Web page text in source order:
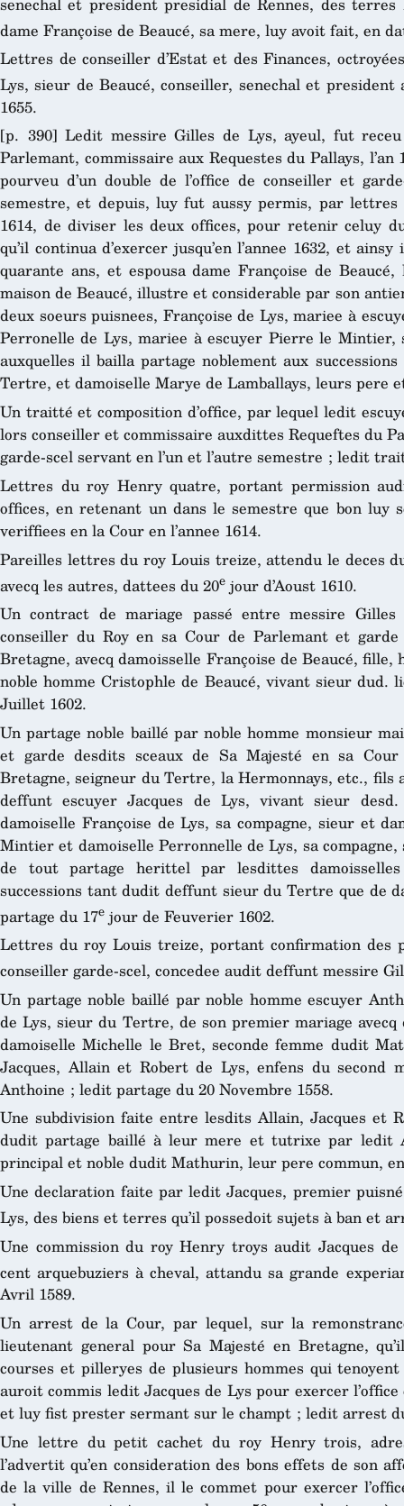
dame Françoise de Beaucé, sa mere, luy avoit fait, en
Lettres de conseiller d’Estat et des Finances,
Lys, sieur de Beaucé, conseiller, senechal et
1655.
[p. 390] Ledit messire Gilles de Lys, ayeul, fut
Parlemant, commissaire aux Requestes du Pallays,
pourveu d’un double de l’office de conseiller et
semestre, et depuis, luy fut aussy permis, par lettres
1614, de diviser les deux offices, pour retenir celuy
qu’il continua d’exercer jusqu’en l’annee 1632, et
quarante ans, et espousa dame Françoise de
maison de Beaucé, illustre et considerable par son
deux soeurs puisnees, Françoise de Lys, mariee à
Perronelle de Lys, mariee à escuyer Pierre le
auxquelles il bailla partage noblement aux
Tertre, et damoiselle Marye de Lamballays, leurs pere
Un traitté et composition d’office, par lequel ledit
lors conseiller et commissaire auxdittes Requeftes du
garde-scel servant en l’un et l’autre semestre ; ledit
Lettres du roy Henry quatre, portant permission
offices, en retenant un dans le semestre que bon luy
veriffiees en la Cour en l’annee 1614.
Pareilles lettres du roy Louis treize, attendu le deces
avecq les autres, dattees du 20e jour d’Aoust 1610.
Un contract de mariage passé entre messire
conseiller du Roy en sa Cour de Parlemant et
Bretagne, avecq damoisselle Françoise de Beaucé,
noble homme Cristophle de Beaucé, vivant sieur
Juillet 1602.
Un partage noble baillé par noble homme monsieur
et garde desdits sceaux de Sa Majesté en sa
Bretagne, seigneur du Tertre, la Hermonnays, etc.,
deffunt escuyer Jacques de Lys, vivant sieur
damoiselle Françoise de Lys, sa compagne, sieur et
Mintier et damoiselle Perronnelle de Lys, sa
de tout partage herittel par lesdittes
successions tant dudit deffunt sieur du Tertre que de
partage du 17e jour de Feuverier 1602.
Lettres du roy Louis treize, portant confirmation des
conseiller garde-scel, concedee audit deffunt messire
Un partage noble baillé par noble homme escuyer
de Lys, sieur du Tertre, de son premier mariage
damoiselle Michelle le Bret, seconde femme dudit
Jacques, Allain et Robert de Lys, enfens du second
Anthoine ; ledit partage du 20 Novembre 1558.
Une subdivision faite entre lesdits Allain, Jacques et
dudit partage baillé à leur mere et tutrixe par ledit
principal et noble dudit Mathurin, leur pere commun,
Une declaration faite par ledit Jacques, premier
Lys, des biens et terres qu’il possedoit sujets à ban et
Une commission du roy Henry troys audit Jacques
cent arquebuziers à cheval, attandu sa grande
Avril 1589.
Un arrest de la Cour, par lequel, sur la
lieutenant general pour Sa Majesté en Bretagne,
courses et pilleryes de plusieurs hommes qui
auroit commis ledit Jacques de Lys pour exercer
et luy fist prester sermant sur le champt ; ledit arrest
Une lettre du petit cachet du roy Henry trois,
l’advertit qu’en consideration des bons effets de son
de la ville de Rennes, il le commet pour exercer